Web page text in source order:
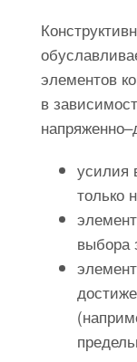
элементов
в
усилия
только
выбора